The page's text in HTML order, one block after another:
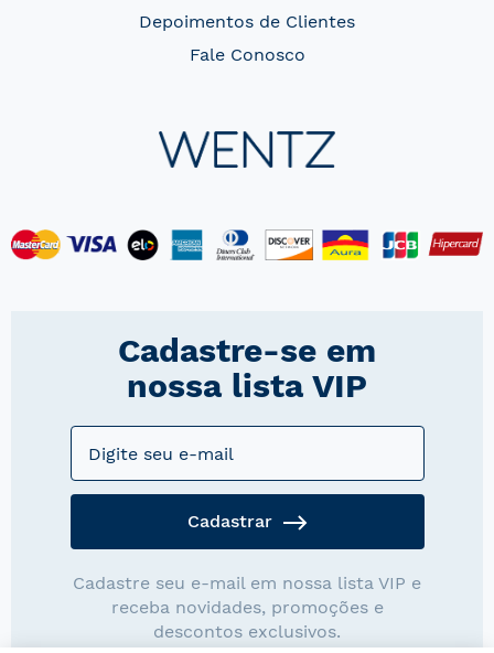
Depoimentos de Clientes
Fale Conosco
Cadastre-se em
nossa lista VIP
Cadastrar
Cadastre seu e-mail em nossa lista VIP e
receba novidades, promoções e
descontos exclusivos.